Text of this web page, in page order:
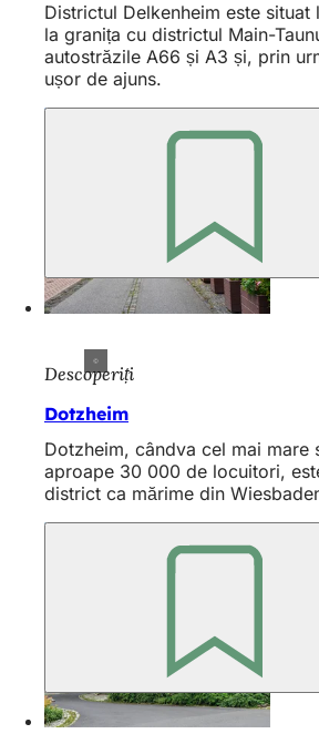
Districtul Delkenheim este situat
la granița cu districtul Main-
autostrăzile A66 și A3 și, prin
ușor de ajuns.
Descoperiți
Dotzheim
Dotzheim, cândva cel mai mare
aproape 30 000 de locuitori,
district ca mărime din